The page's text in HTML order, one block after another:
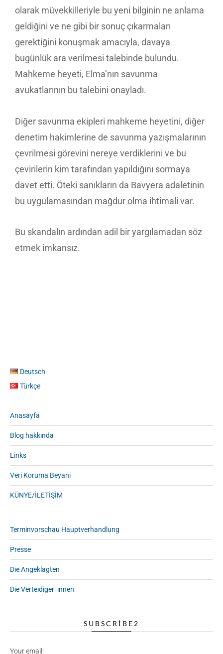
olarak müvekkilleriyle bu yeni bilginin ne anlama
geldiğini ve ne gibi bir sonuç çıkarmaları
gerektiğini konuşmak amacıyla, davaya
bugünlük ara verilmesi talebinde bulundu.
Mahkeme heyeti, Elma’nın savunma
avukatlarının bu talebini onayladı.
Diğer savunma ekipleri mahkeme heyetini, diğer
denetim hakimlerine de savunma yazışmalarının
çevrilmesi görevini nereye verdiklerini ve bu
çevirilerin kim tarafından yapıldığını sormaya
davet etti. Öteki sanıkların da Bavyera adaletinin
bu uygulamasından mağdur olma ihtimali var.
Bu skandalın ardından adil bir yargılamadan söz
etmek imkansız.
Deutsch
Türkçe
Anasayfa
Blog hakkında
Links
Veri Koruma Beyanı
KÜNYE/İLETİŞİM
Terminvorschau Hauptverhandlung
Presse
Die Angeklagten
Die Verteidiger_innen
SUBSCRIBE2
Your email: